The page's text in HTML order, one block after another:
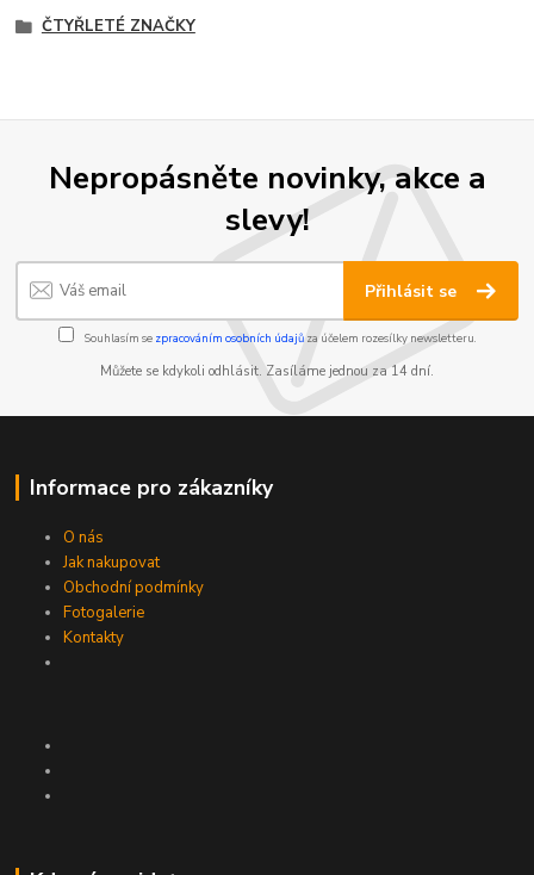
ČTYŘLETÉ ZNAČKY
Nepropásněte novinky, akce a
slevy!
Přihlásit se
Souhlasím se zpracováním osobních údajůza účelem rozesílky newsletteru.
Můžete se kdykoli odhlásit. Zasíláme jednou za 14 dní.
Informace pro zákazníky
O nás
Jak nakupovat
Obchodní podmínky
Fotogalerie
Kontakty